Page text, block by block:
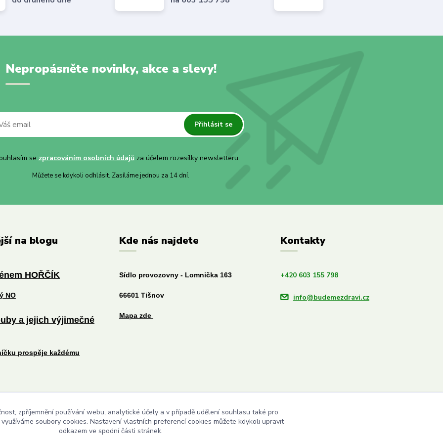
Nepropásněte novinky, akce a slevy!
Přihlásit se
se zpracováním osobních údajůza účelem rozesílky newsletteru.
Můžete se kdykoli odhlásit. Zasíláme jednou za 14 dní.
na blogu
HOŘČÍK
NO
a jejich výjimečné
prospěje každému
Kde nás najdete
Sídlo provozovny - Lomnička 163
66601 Tišnov
Mapa zde
Kontakty
+420 603 155 798
info@budemezdravi.cz
Upravit sběr cookies.
zpříjemnění používání webu, analytické účely a v případě udělení souhlasu také pro
soubory cookies. Nastavení vlastních preferencí cookies můžete kdykoli upravit
odkazem ve spodní části stránek.